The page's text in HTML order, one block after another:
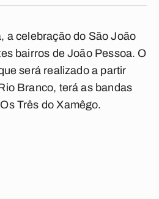
a celebração do São João
bairros de João Pessoa. O
será realizado a partir
Branco, terá as bandas
Três do Xamêgo.